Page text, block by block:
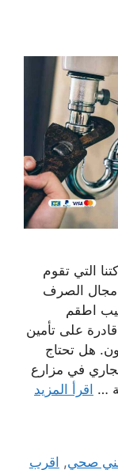
التي تقوم
مجال الصرف
اطقم
على تأمين
هل تحتاج
في مزارع
… اقرأ المزيد
صحي, اقرب